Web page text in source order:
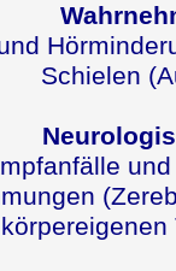
Schielen
körpereigenen